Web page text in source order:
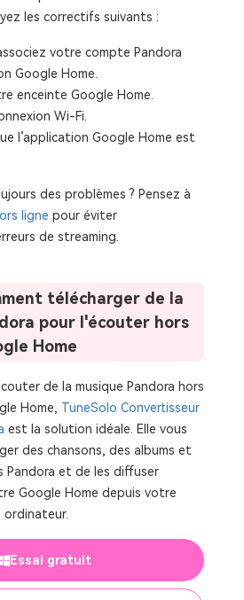
les correctifs suivants :
votre compte Pandora
Google Home.
enceinte Google Home.
Wi-Fi.
l’application Google Home est
des problèmes ? Pensez à
ligne pour éviter
de streaming.
télécharger de la
pour l'écouter hors
Home
de la musique Pandora hors
Home, TuneSolo Convertisseur
est la solution idéale. Elle vous
des chansons, des albums et
Pandora et de les diffuser
Google Home depuis votre
Essai gratuit